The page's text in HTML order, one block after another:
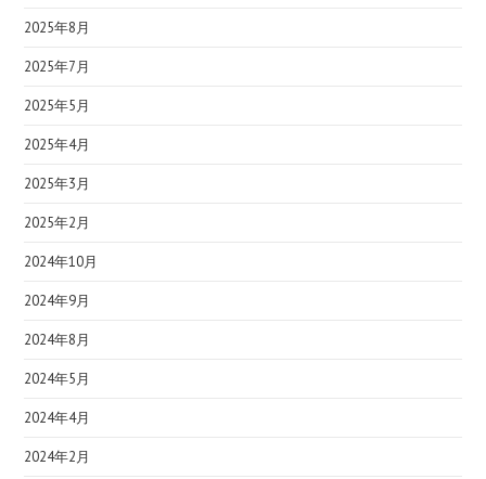
2025年8月
2025年7月
2025年5月
2025年4月
2025年3月
2025年2月
2024年10月
2024年9月
2024年8月
2024年5月
2024年4月
2024年2月